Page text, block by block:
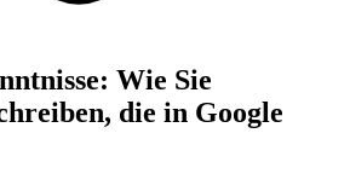
Wie Sie
die in Google